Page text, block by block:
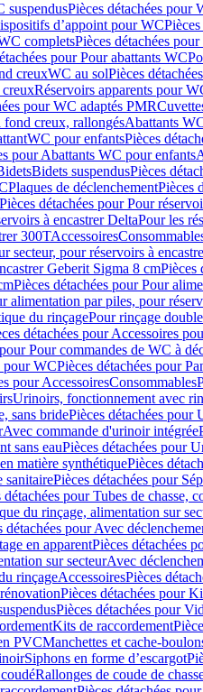
suspendusPièces détachées pour
d’appoint pour WC
completsPièces détachées
pour Pour abattants WC
creuxWC au solPièces
creuxRéservoirs apparents pour
pour WC adaptés PMR
fond creux, rallongésAbattants
WC pour enfantsPièces
pour Abattants WC pour enfants
Bidets suspendusPièces
Plaques de déclenchementPièces
Pièces détachées pour Pour
à encastrer DeltaPour les
300TAccessoires
secteur, pour réservoirs à
Geberit Sigma 8 cmPièces
Pièces détachées pour Pour
alimentation par piles, pour
du rinçagePour rinçage
détachées pour Accessoires
Pour commandes de WC à
pour WCPièces détachées pour
pour AccessoiresConsommables
Urinoirs, fonctionnement avec
sans bridePièces détachées pour
Avec commande d'urinoir intégrée
sans eauPièces détachées pour
matière synthétiquePièces
sanitairePièces détachées pour
détachées pour Tubes de chasse,
du rinçage, alimentation sur
détachées pour Avec
en apparentPièces détachées
sur secteurAvec
rinçageAccessoiresPièces
Pièces détachées pour
Pièces détachées pour
Kits de raccordement
PVCManchettes et cache-
Siphons en forme d’escargot
Rallonges de coude de